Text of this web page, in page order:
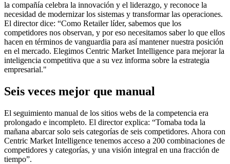
la compañía celebra la innovación y el liderazgo, y reconoce la
necesidad de modernizar los sistemas y transformar las operaciones.
El director dice: “Como Retailer líder, sabemos que los
competidores nos observan, y por eso necesitamos saber lo que ellos
hacen en términos de vanguardia para así mantener nuestra posición
en el mercado. Elegimos Centric Market Intelligence para mejorar la
inteligencia competitiva que a su vez informa sobre la estrategia
empresarial."
Seis veces mejor que manual
El seguimiento manual de los sitios webs de la competencia era
prolongado e incompleto. El director explica: “Tomaba toda la
mañana abarcar solo seis categorías de seis competidores. Ahora con
Centric Market Intelligence tenemos acceso a 200 combinaciones de
competidores y categorías, y una visión integral en una fracción de
tiempo”.